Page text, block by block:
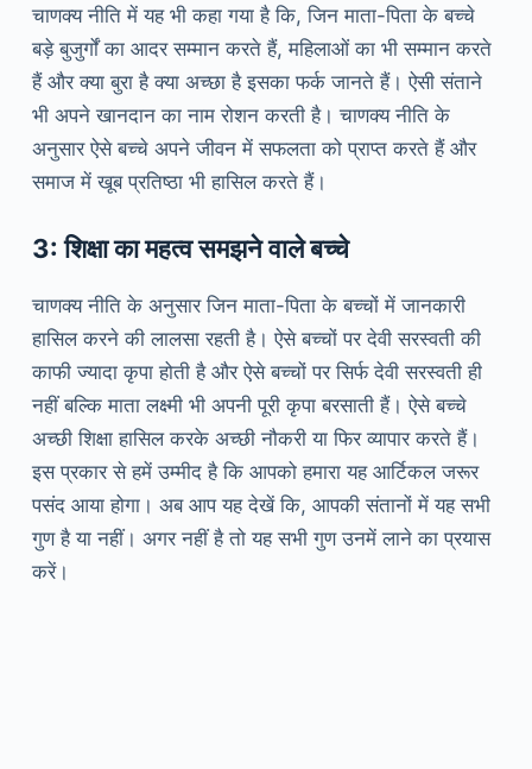
चाणक्य नीति में यह भी कहा गया है कि, जिन माता-पिता के बच्चे
बड़े बुजुर्गों का आदर सम्मान करते हैं, महिलाओं का भी सम्मान करते
हैं और क्या बुरा है क्या अच्छा है इसका फर्क जानते हैं। ऐसी संताने
भी अपने खानदान का नाम रोशन करती है। चाणक्य नीति के
अनुसार ऐसे बच्चे अपने जीवन में सफलता को प्राप्त करते हैं और
समाज में खूब प्रतिष्ठा भी हासिल करते हैं।
3: शिक्षा का महत्व समझने वाले बच्चे
चाणक्य नीति के अनुसार जिन माता-पिता के बच्चों में जानकारी
हासिल करने की लालसा रहती है। ऐसे बच्चों पर देवी सरस्वती की
काफी ज्यादा कृपा होती है और ऐसे बच्चों पर सिर्फ देवी सरस्वती ही
नहीं बल्कि माता लक्ष्मी भी अपनी पूरी कृपा बरसाती हैं। ऐसे बच्चे
अच्छी शिक्षा हासिल करके अच्छी नौकरी या फिर व्यापार करते हैं।
इस प्रकार से हमें उम्मीद है कि आपको हमारा यह आर्टिकल जरूर
पसंद आया होगा। अब आप यह देखें कि, आपकी संतानों में यह सभी
गुण है या नहीं। अगर नहीं है तो यह सभी गुण उनमें लाने का प्रयास
करें।